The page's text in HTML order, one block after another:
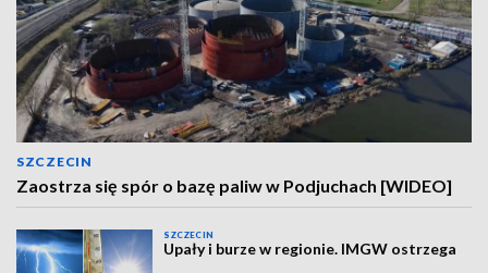
SZCZECIN
Zaostrza się spór o bazę paliw w Podjuchach [WIDEO]
SZCZECIN
Upały i burze w regionie. IMGW ostrzega